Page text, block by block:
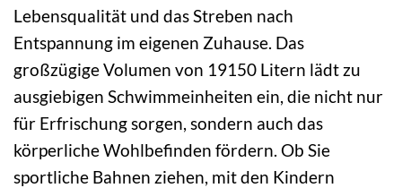
Lebensqualität und das Streben nach
Entspannung im eigenen Zuhause. Das
großzügige Volumen von 19150 Litern lädt zu
ausgiebigen Schwimmeinheiten ein, die nicht nur
für Erfrischung sorgen, sondern auch das
körperliche Wohlbefinden fördern. Ob Sie
sportliche Bahnen ziehen, mit den Kindern